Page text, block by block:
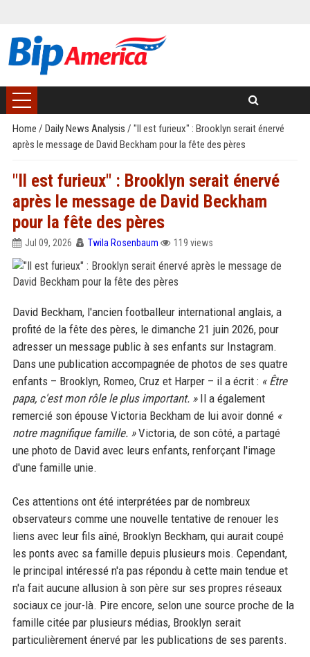
Home / Daily News Analysis / "Il est furieux" : Brooklyn serait énervé
après le message de David Beckham pour la fête des pères
"Il est furieux" : Brooklyn serait énervé
après le message de David Beckham
pour la fête des pères
Jul 09, 2026 Twila Rosenbaum 119 views
David Beckham, l'ancien footballeur international anglais, a
profité de la fête des pères, le dimanche 21 juin 2026, pour
adresser un message public à ses enfants sur Instagram.
Dans une publication accompagnée de photos de ses quatre
enfants – Brooklyn, Romeo, Cruz et Harper – il a écrit : « Être
papa, c'est mon rôle le plus important. »Il a également
remercié son épouse Victoria Beckham de lui avoir donné «
notre magnifique famille. »Victoria, de son côté, a partagé
une photo de David avec leurs enfants, renforçant l'image
d'une famille unie.
Ces attentions ont été interprétées par de nombreux
observateurs comme une nouvelle tentative de renouer les
liens avec leur fils aîné, Brooklyn Beckham, qui aurait coupé
les ponts avec sa famille depuis plusieurs mois. Cependant,
le principal intéressé n'a pas répondu à cette main tendue et
n'a fait aucune allusion à son père sur ses propres réseaux
sociaux ce jour-là. Pire encore, selon une source proche de la
famille citée par plusieurs médias, Brooklyn serait
particulièrement énervé par les publications de ses parents.